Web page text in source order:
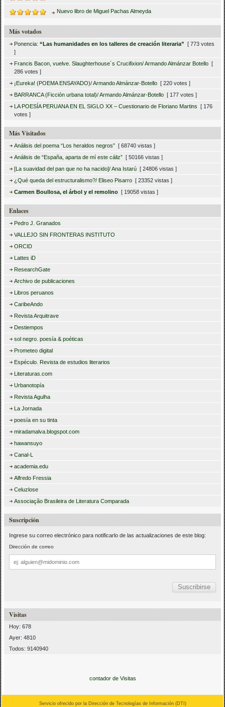
Nuevo libro de Miguel Pachas Almeyda
Más votados
Ponencia:“Las humanidades en los talleres de creación literaria” [ 773 votes
]
Francis Bacon, vuelve. Slaughterhouse´s Crucifixion/ Armando Almánzar Botello [
286 votes ]
¡Eureka! (POEMA ENSAYADO)/ Armando Almánzar-Botello [ 220 votes ]
BARRANCA (Ficción urbana total)/ Armando Almánzar-Botello [ 177 votes ]
LA POESÍA PERUANA EN EL SIGLO XX – Cuestionario de Floriano Martins [ 176
votes ]
Más Visitados
Análisis del poema “Los heraldos negros” [ 68740 vistas ]
Análisis de “España, aparta de mí este cáliz” [ 50166 vistas ]
[La suavidad del pan que no ha nacido]/ Ana Istarú [ 24806 vistas ]
¿Qué queda del estructuralismo?/ Eliseo Pisarro [ 23352 vistas ]
Carmen Boullosa, el árbol y el remolino [ 19058 vistas ]
Enlaces
Pedro J. Granados
VALLEJO SIN FRONTERAS INSTITUTO
ORCID
Lattes iD
ResearchGate
Archivo de publicaciones
Libros peruanos
CaribeAndo
Revista Arquitrave
Destiempos
sol negro. poesía & poéticas
Prometeo digital
Espéculo. Revista de estudios literarios
Literaturas.com
Urbanotopía
Revista Agulha
La Jornada
poesía en su tinta
miradamalva.blogspot.com
hawansuyo
Canal-L
academia.edu
Alfredo Fressia
Celuzlose
Associação Brasileira de Literatura Comparada
Suscripción
Ingrese su correo electrónico para notificarlo de las actualizaciones de este blog:
Dirección de correo
Dirección
de
correo
Visitas
Hoy: 678
Ayer: 4810
Todos: 9140940
contador de Visitas
Servicio ofrecido por la Dirección de Tecnologías de Información (DTI )